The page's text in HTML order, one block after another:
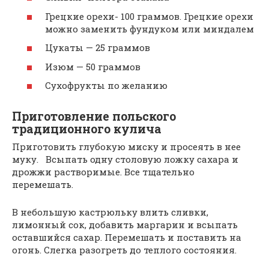
Грецкие орехи- 100 граммов. Грецкие орехи
можно заменить фундуком или миндалем
Цукаты — 25 граммов
Изюм — 50 граммов
Сухофрукты по желанию
Приготовление польского
традиционного кулича
Приготовить глубокую миску и просеять в нее
муку. Всыпать одну столовую ложку сахара и
дрожжи растворимые. Все тщательно
перемешать.
В небольшую кастрюльку влить сливки,
лимонный сок, добавить маргарин и всыпать
оставшийся сахар. Перемешать и поставить на
огонь. Слегка разогреть до теплого состояния.